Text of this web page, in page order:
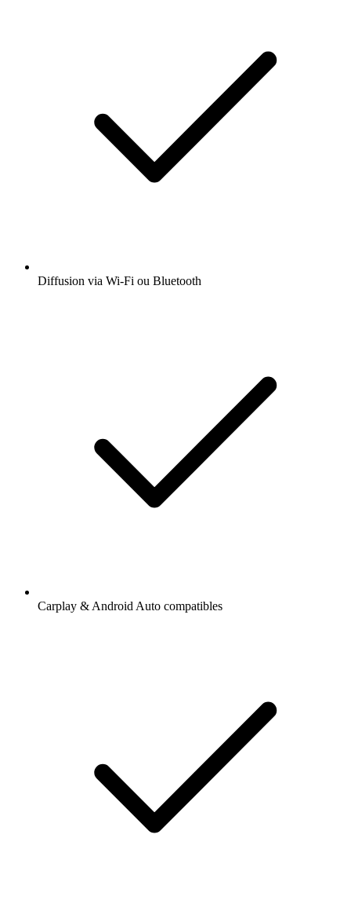
Diffusion via Wi-Fi ou Bluetooth
Carplay & Android Auto compatibles